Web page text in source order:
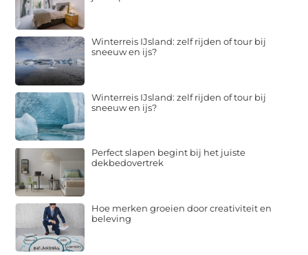
Winterreis IJsland: zelf rijden of tour bij
sneeuw en ijs?
Winterreis IJsland: zelf rijden of tour bij
sneeuw en ijs?
Perfect slapen begint bij het juiste
dekbedovertrek
Hoe merken groeien door creativiteit en
beleving